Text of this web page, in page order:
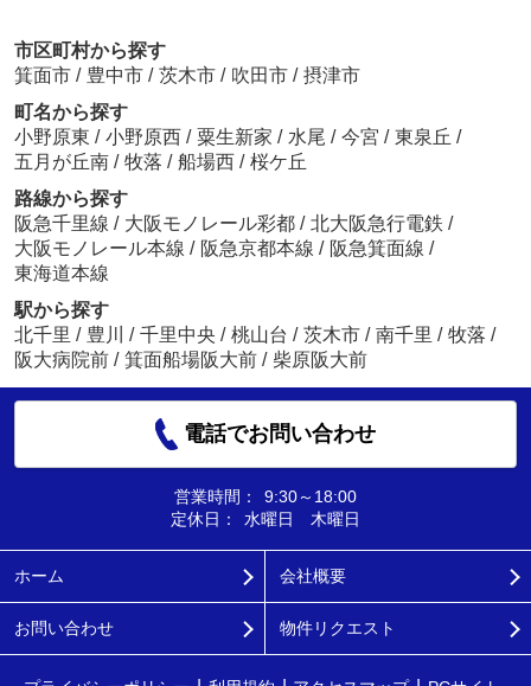
市区町村から探す
箕面市 / 豊中市 / 茨木市 / 吹田市 / 摂津市
町名から探す
小野原東 / 小野原西 / 粟生新家 / 水尾 / 今宮 / 東泉丘 /
五月が丘南 / 牧落 / 船場西 / 桜ケ丘
路線から探す
阪急千里線 / 大阪モノレール彩都 / 北大阪急行電鉄 /
大阪モノレール本線 / 阪急京都本線 / 阪急箕面線 /
東海道本線
駅から探す
北千里 / 豊川 / 千里中央 / 桃山台 / 茨木市 / 南千里 / 牧落 /
阪大病院前 / 箕面船場阪大前 / 柴原阪大前
電話でお問い合わせ
営業時間：
9:30～18:00
定休日：
水曜日 木曜日
ホーム 会社概要
お問い合わせ 物件リクエスト